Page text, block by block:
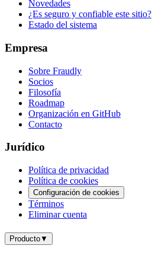
Novedades
¿Es seguro y confiable este sitio?
Estado del sistema
Empresa
Sobre Fraudly
Socios
Filosofía
Roadmap
Organización en GitHub
Contacto
Jurídico
Política de privacidad
Política de cookies
Configuración de cookies
Términos
Eliminar cuenta
Producto▼